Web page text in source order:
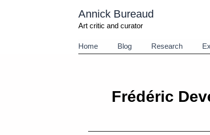
Annick Bureaud
Art critic and curator
Home Blog Research
Frédéric